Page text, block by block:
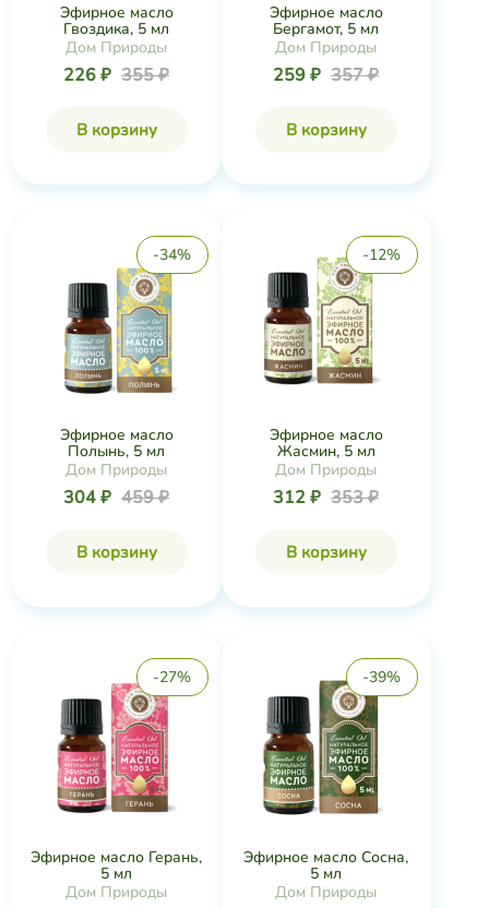
Эфирное масло
Гвоздика, 5 мл
Дом Природы
226 ₽ 355 ₽
В корзину
Эфирное масло
Бергамот, 5 мл
Дом Природы
259 ₽ 357 ₽
В корзину
-34%
Эфирное масло
Полынь, 5 мл
Дом Природы
304 ₽ 459 ₽
В корзину
-12%
Эфирное масло
Жасмин, 5 мл
Дом Природы
312 ₽ 353 ₽
В корзину
-27%
Эфирное масло Герань,
5 мл
Дом Природы
-39%
Эфирное масло Сосна,
5 мл
Дом Природы